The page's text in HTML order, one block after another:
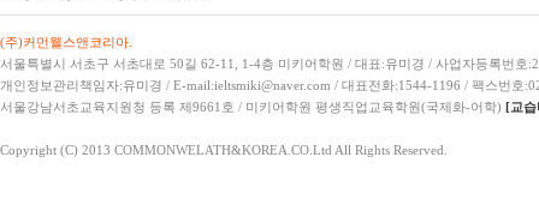
(주)커먼웰스앤코리아.
서울특별시 서초구 서초대로 50길 62-11, 1-4층 미키어학원 / 대표:유미경 / 사업자등록번
개인정보관리책임자:유미경 / E-mail:ieltsmiki@naver.com / 대표전화:1544-1196 / 팩스번호
서울강남서초교육지원청 등록 제9661호 / 미키어학원 평생직업교육학원(국제화-어학) [교습
Copyright (C) 2013 COMMONWELATH&KOREA.CO.Ltd All Rights Reserved.